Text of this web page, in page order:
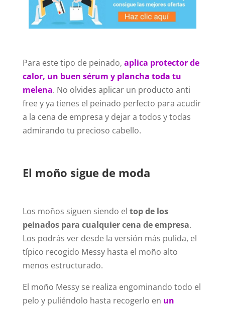
Para este tipo de peinado, aplica protector de
calor, un buen sérum y plancha toda tu
melena. No olvides aplicar un producto anti
free y ya tienes el peinado perfecto para acudir
a la cena de empresa y dejar a todos y todas
admirando tu precioso cabello.
El moño sigue de moda
Los moños siguen siendo el top de los
peinados para cualquier cena de empresa.
Los podrás ver desde la versión más pulida, el
típico recogido Messy hasta el moño alto
menos estructurado.
El moño Messy se realiza engominando todo el
pelo y puliéndolo hasta recogerlo en un